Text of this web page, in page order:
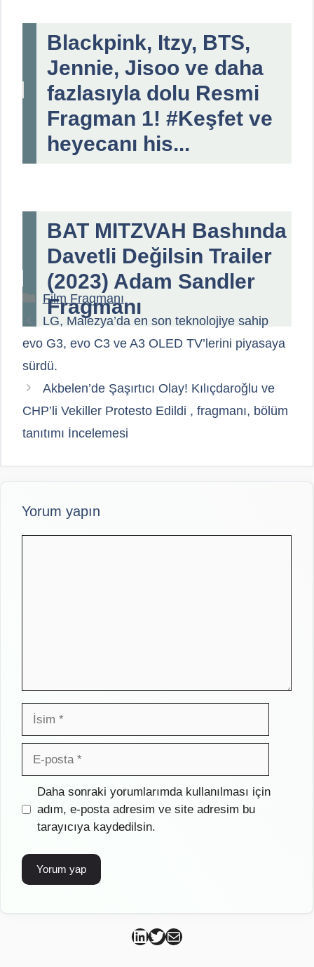
Blackpink, Itzy, BTS,
Jennie, Jisoo ve daha
fazlasıyla dolu Resmi
Fragman 1! #Keşfet ve
heyecanı his...
BAT MITZVAH Bashında
Davetli Değilsin Trailer
(2023) Adam Sandler
Fragmanı
Kategoriler
Film Fragmanı
LG, Malezya’da en son teknolojiye sahip
evo G3, evo C3 ve A3 OLED TV’lerini piyasaya
sürdü.
Akbelen’de Şaşırtıcı Olay! Kılıçdaroğlu ve
CHP’li Vekiller Protesto Edildi , fragmanı, bölüm
tanıtımı İncelemesi
Yorum yapın
İsim
posta
İnternet
sitesi
Daha sonraki yorumlarımda kullanılması için
adım, e-posta adresim ve site adresim bu
tarayıcıya kaydedilsin.
Can Kütahya Linkedin
Can Kütahya Twitter
Can Kütahya Mail